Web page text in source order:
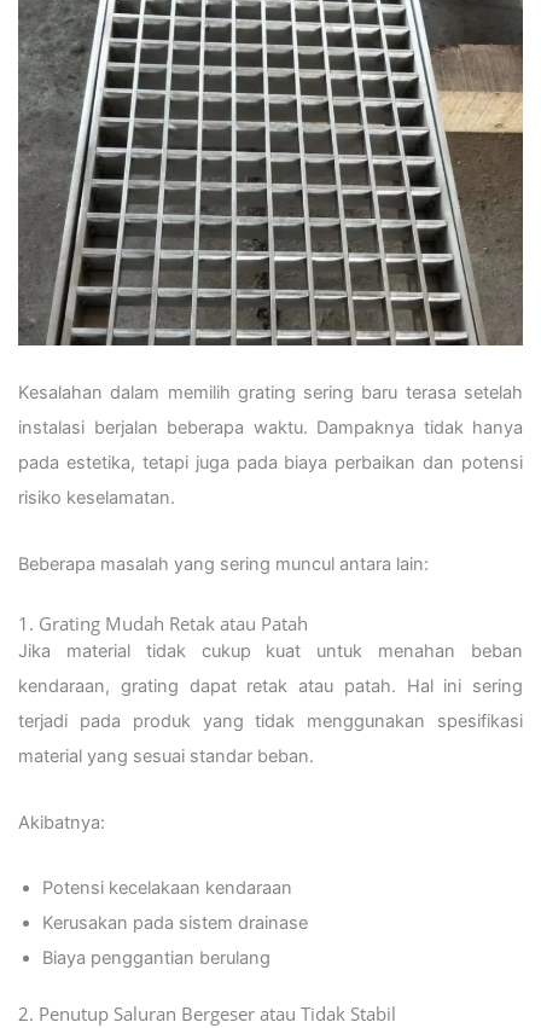
Kesalahan dalam memilih grating sering baru terasa setelah
instalasi berjalan beberapa waktu. Dampaknya tidak hanya
pada estetika, tetapi juga pada biaya perbaikan dan potensi
risiko keselamatan.
Beberapa masalah yang sering muncul antara lain:
1. Grating Mudah Retak atau Patah
Jika material tidak cukup kuat untuk menahan beban
kendaraan, grating dapat retak atau patah. Hal ini sering
terjadi pada produk yang tidak menggunakan spesifikasi
material yang sesuai standar beban.
Akibatnya:
Potensi kecelakaan kendaraan
Kerusakan pada sistem drainase
Biaya penggantian berulang
2. Penutup Saluran Bergeser atau Tidak Stabil